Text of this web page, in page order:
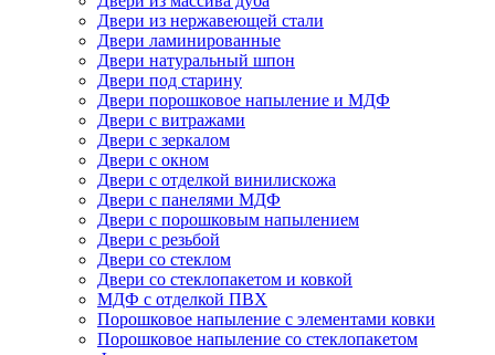
Двери из нержавеющей стали
Двери ламинированные
Двери натуральный шпон
Двери под старину
Двери порошковое напыление и МДФ
Двери с витражами
Двери с зеркалом
Двери с окном
Двери с отделкой винилискожа
Двери с панелями МДФ
Двери с порошковым напылением
Двери с резьбой
Двери со стеклом
Двери со стеклопакетом и ковкой
МДФ с отделкой ПВХ
Порошковое напыление с элементами ковки
Порошковое напыление со стеклопакетом